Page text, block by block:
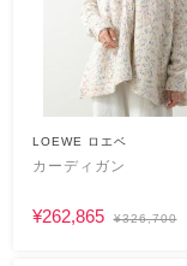
LOEWE ロエベ
カーディガン
¥262,865 ¥326,700